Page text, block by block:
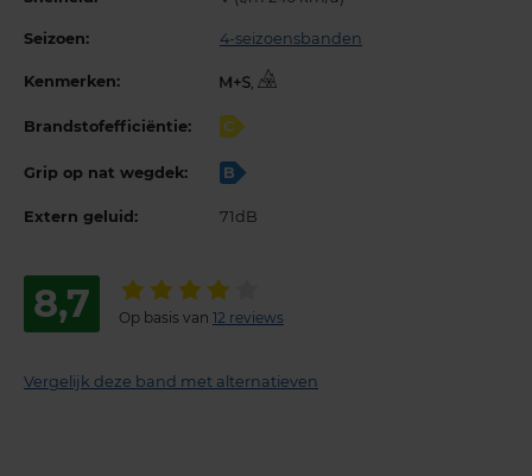
Seizoen: 4-seizoensbanden
Kenmerken: ,
Brandstofefficiëntie: C
Grip op nat wegdek: B
Extern geluid: 71dB
8,7 Op basis van 12 reviews
Vergelijk deze band met alternatieven